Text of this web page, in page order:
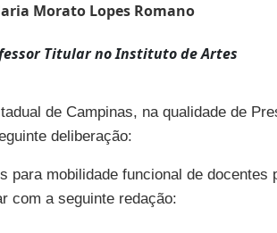
Morato Lopes Romano
Titular no Instituto de Artes
de Campinas, na qualidade de
deliberação:
para mobilidade funcional de
com a seguinte redação: